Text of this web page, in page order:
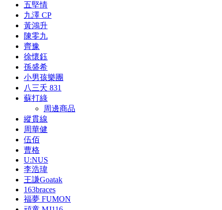
五堅情
九澤 CP
黃鴻升
陳零九
齊豫
徐懷鈺
孫盛希
小男孩樂團
八三夭 831
蘇打綠
周邊商品
縱貫線
周華健
伍佰
曹格
U:NUS
李浩瑋
王謙Goatak
163braces
福夢 FUMON